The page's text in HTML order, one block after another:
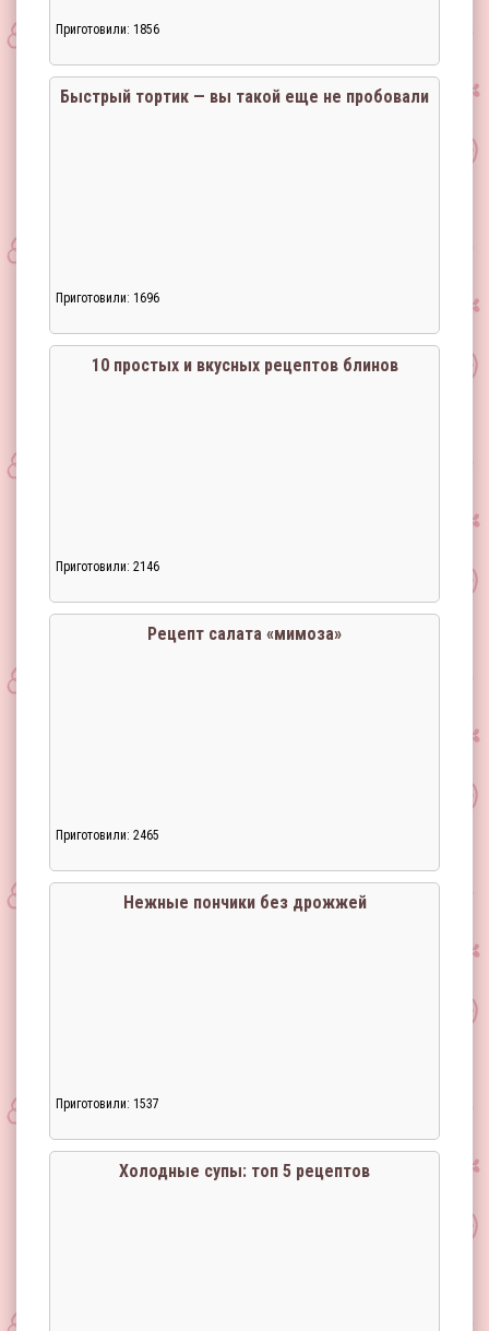
Приготовили: 1856
Быстрый тортик — вы такой еще не пробовали
Приготовили: 1696
10 простых и вкусных рецептов блинов
Приготовили: 2146
Рецепт салата «мимоза»
Приготовили: 2465
Нежные пончики без дрожжей
Приготовили: 1537
Холодные супы: топ 5 рецептов